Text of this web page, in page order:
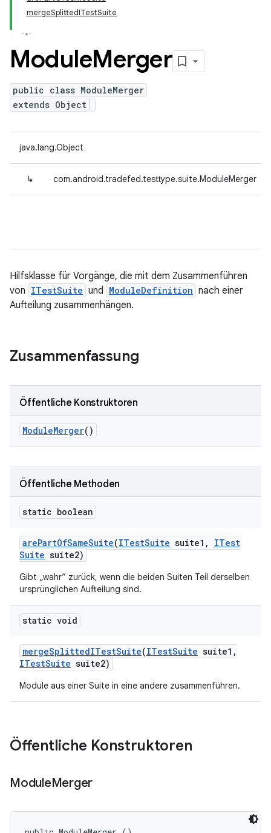
mergeSplittedITestSuite
ModuleMerger
public class ModuleMerger
extends Object
java.lang.Object
↳ com.android.tradefed.testtype.suite.ModuleMerger
Hilfsklasse für Vorgänge, die mit dem Zusammenführen
von ITestSuite und ModuleDefinition nach einer
Aufteilung zusammenhängen.
Zusammenfassung
Öffentliche Konstruktoren
ModuleMerger()
Öffentliche Methoden
static boolean
arePartOfSameSuite(ITestSuite suite1 ,
ITest
Suite suite2)
Gibt „wahr“ zurück, wenn die beiden Suiten Teil derselben
ursprünglichen Aufteilung sind.
static void
mergeSplittedITestSuite(ITestSuite suite1 ,
ITestSuite suite2)
Module aus einer Suite in eine andere zusammenführen.
Öffentliche Konstruktoren
ModuleMerger